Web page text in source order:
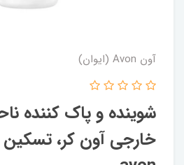
آون Avon (ایوان)
شوینده و پاک کننده
خارجی آون کر،